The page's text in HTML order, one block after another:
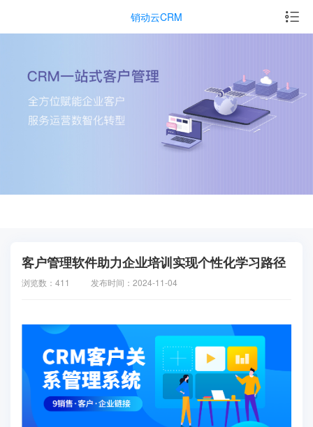
销动云CRM
客户管理软件助力企业培训实现个性化学习路径
浏览数：411 发布时间：2024-11-04